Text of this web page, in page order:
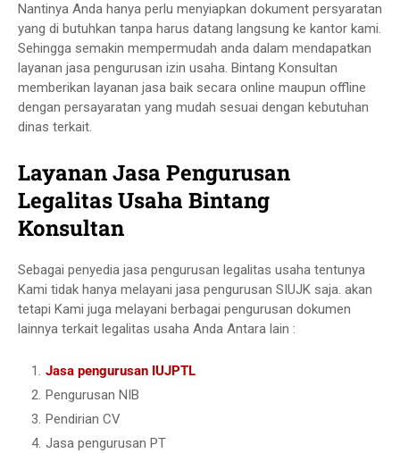
Nantinya Anda hanya perlu menyiapkan dokument persyaratan
yang di butuhkan tanpa harus datang langsung ke kantor kami.
Sehingga semakin mempermudah anda dalam mendapatkan
layanan jasa pengurusan izin usaha. Bintang Konsultan
memberikan layanan jasa baik secara online maupun offline
dengan persayaratan yang mudah sesuai dengan kebutuhan
dinas terkait.
Layanan Jasa Pengurusan
Legalitas Usaha Bintang
Konsultan
Sebagai penyedia jasa pengurusan legalitas usaha tentunya
Kami tidak hanya melayani jasa pengurusan SIUJK saja. akan
tetapi Kami juga melayani berbagai pengurusan dokumen
lainnya terkait legalitas usaha Anda Antara lain :
Jasa pengurusan IUJPTL
Pengurusan NIB
Pendirian CV
Jasa pengurusan PT